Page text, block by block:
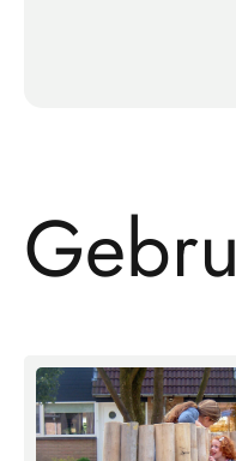
Gebru